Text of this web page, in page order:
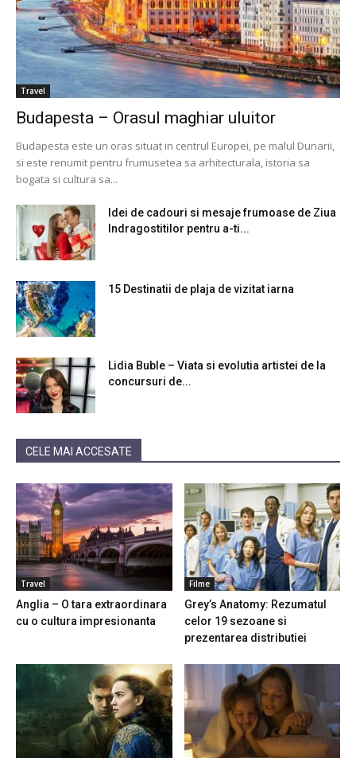
Travel
Budapesta – Orasul maghiar uluitor
Budapesta este un oras situat in centrul Europei, pe malul Dunarii,
si este renumit pentru frumusetea sa arhitecturala, istoria sa
bogata si cultura sa...
Idei de cadouri si mesaje frumoase de Ziua
Indragostitilor pentru a-ti...
15 Destinatii de plaja de vizitat iarna
Lidia Buble – Viata si evolutia artistei de la
concursuri de...
CELE MAI ACCESATE
Travel
Anglia – O tara extraordinara
cu o cultura impresionanta
Filme
Grey’s Anatomy: Rezumatul
celor 19 sezoane si
prezentarea distributiei